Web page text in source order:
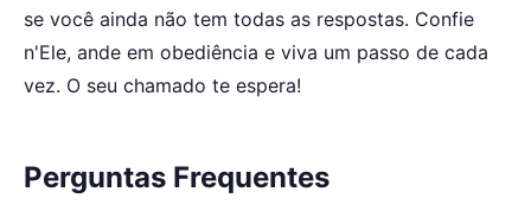
se você ainda não tem todas as respostas. Confie
n'Ele, ande em obediência e viva um passo de cada
vez. O seu chamado te espera!
Perguntas Frequentes